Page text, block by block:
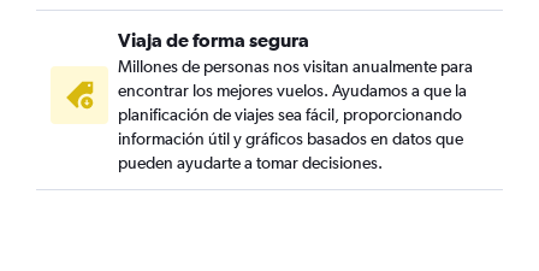
Viaja de forma segura
Millones de personas nos visitan anualmente para
encontrar los mejores vuelos. Ayudamos a que la
planificación de viajes sea fácil, proporcionando
información útil y gráficos basados en datos que
pueden ayudarte a tomar decisiones.